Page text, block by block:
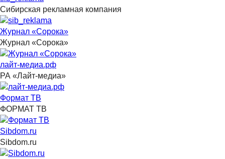
Сибирская рекламная компания
Журнал «Сорока»
Журнал «Сорока»
лайт-медиа.рф
РА «Лайт-медиа»
Формат ТВ
ФОРМАТ ТВ
Sibdom.ru
Sibdom.ru